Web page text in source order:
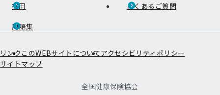
採用 よくあるご質問
用語集
リンク このWEBサイトについてアクセシビリティポリシー
サイトマップ
全国健康保険協会